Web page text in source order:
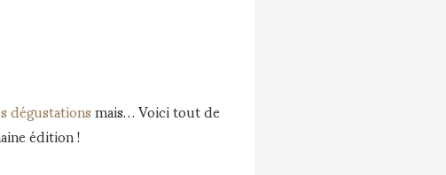
dégustationsmais… Voici tout de
édition !